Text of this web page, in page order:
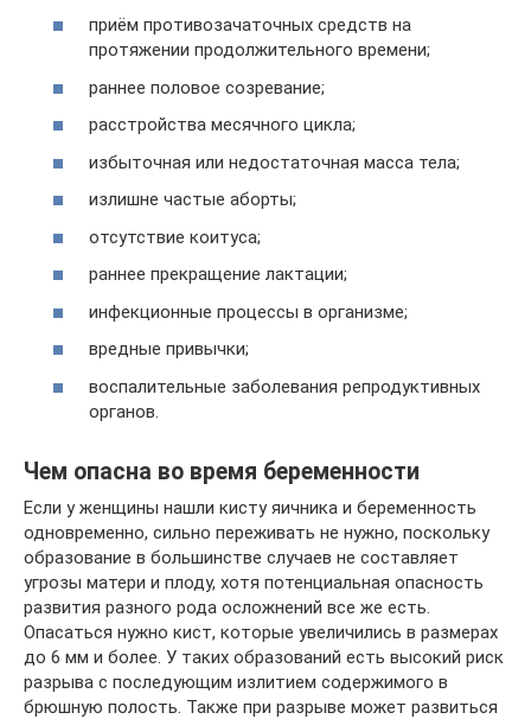
приём противозачаточных средств на
протяжении продолжительного времени;
раннее половое созревание;
расстройства месячного цикла;
избыточная или недостаточная масса тела;
излишне частые аборты;
отсутствие коитуса;
раннее прекращение лактации;
инфекционные процессы в организме;
вредные привычки;
воспалительные заболевания репродуктивных
органов.
Чем опасна во время беременности
Если у женщины нашли кисту яичника и беременность
одновременно, сильно переживать не нужно, поскольку
образование в большинстве случаев не составляет
угрозы матери и плоду, хотя потенциальная опасность
развития разного рода осложнений все же есть.
Опасаться нужно кист, которые увеличились в размерах
до 6 мм и более. У таких образований есть высокий риск
разрыва с последующим излитием содержимого в
брюшную полость. Также при разрыве может развиться